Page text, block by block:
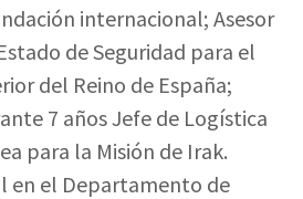
internacional; Asesor
de Seguridad para el
del Reino de España;
7 años Jefe de Logística
para la Misión de Irak.
en el Departamento de